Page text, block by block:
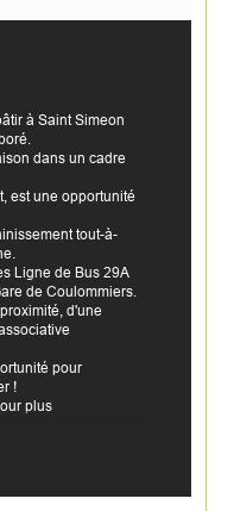
dans un cadre
est une opportunité
tout-à-
Ligne de Bus 29A
de Coulommiers.
d'une
pour
!
plus